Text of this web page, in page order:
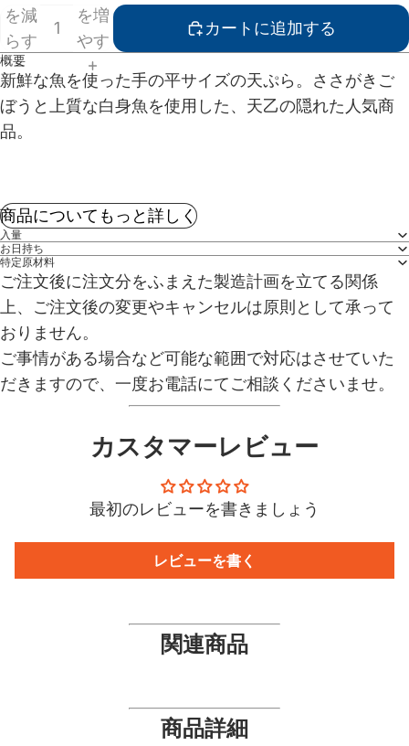
を減
らす
を増
やす
カートに追加する
概要
新鮮な魚を使った手の平サイズの天ぷら。ささがきご
ぼうと上質な白身魚を使用した、天乙の隠れた人気商
品。
商品についてもっと詳しく
入量
お日持ち
特定原材料
ご注文後に注文分をふまえた製造計画を立てる関係
上、ご注文後の変更やキャンセルは原則として承って
おりません。
ご事情がある場合など可能な範囲で対応はさせていた
だきますので、一度お電話にてご相談くださいませ。
カスタマーレビュー
最初のレビューを書きましょう
レビューを書く
関連商品
商品詳細